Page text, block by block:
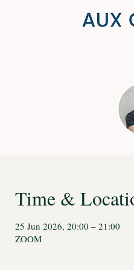
Time &
25 Jun 2026, 20:00 – 21:00
ZOOM